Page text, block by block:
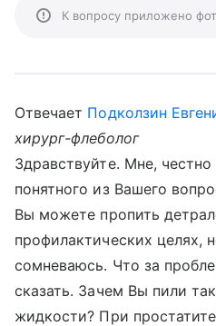
К вопросу приложено
Отвечает Подколзин
хирург-флеболог
Здравствуйте. Мне,
понятного из Вашего
Вы можете пропить
профилактических целях,
сомневаюсь. Что за
сказать. Зачем Вы пили
жидкости? При